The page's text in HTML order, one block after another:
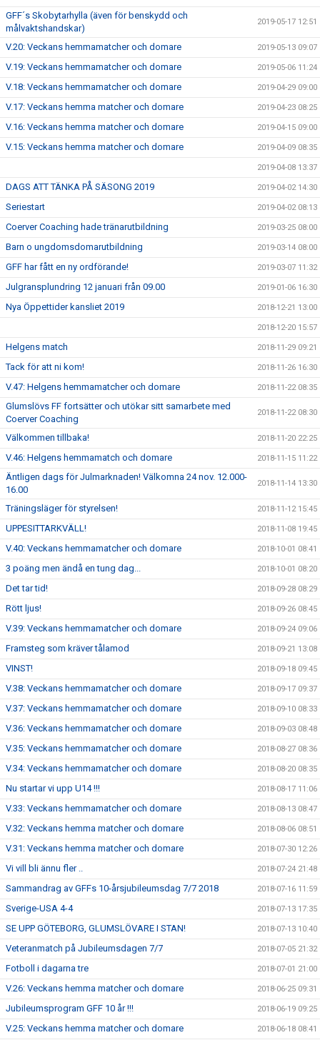
GFF´s Skobytarhylla (även för benskydd och
målvaktshandskar)
2019-05-17 12:51
V.20: Veckans hemmamatcher och domare 2019-05-13 09:07
V.19: Veckans hemmamatcher och domare 2019-05-06 11:24
V.18: Veckans hemmamatcher och domare 2019-04-29 09:00
V.17: Veckans hemma matcher och domare 2019-04-23 08:25
V.16: Veckans hemma matcher och domare 2019-04-15 09:00
V.15: Veckans hemma matcher och domare 2019-04-09 08:35
2019-04-08 13:37
DAGS ATT TÄNKA PÅ SÄSONG 2019 2019-04-02 14:30
Seriestart 2019-04-02 08:13
Coerver Coaching hade tränarutbildning 2019-03-25 08:00
Barn o ungdomsdomarutbildning 2019-03-14 08:00
GFF har fått en ny ordförande! 2019-03-07 11:32
Julgransplundring 12 januari från 09.00 2019-01-06 16:30
Nya Öppettider kansliet 2019 2018-12-21 13:00
2018-12-20 15:57
Helgens match 2018-11-29 09:21
Tack för att ni kom! 2018-11-26 16:30
V.47: Helgens hemmamatcher och domare 2018-11-22 08:35
Glumslövs FF fortsätter och utökar sitt samarbete med
Coerver Coaching
2018-11-22 08:30
Välkommen tillbaka! 2018-11-20 22:25
V.46: Helgens hemmamatch och domare 2018-11-15 11:22
Äntligen dags för Julmarknaden! Välkomna 24 nov. 12.000-
16.00
2018-11-14 13:30
Träningsläger för styrelsen! 2018-11-12 15:45
UPPESITTARKVÄLL! 2018-11-08 19:45
V.40: Veckans hemmamatcher och domare 2018-10-01 08:41
3 poäng men ändå en tung dag... 2018-10-01 08:20
Det tar tid! 2018-09-28 08:29
Rött ljus! 2018-09-26 08:45
V.39: Veckans hemmamatcher och domare 2018-09-24 09:06
Framsteg som kräver tålamod 2018-09-21 13:08
VINST! 2018-09-18 09:45
V.38: Veckans hemmamatcher och domare 2018-09-17 09:37
V.37: Veckans hemmamatcher och domare 2018-09-10 08:33
V.36: Veckans hemmamatcher och domare 2018-09-03 08:48
V.35: Veckans hemmamatcher och domare 2018-08-27 08:36
V.34: Veckans hemmamatcher och domare 2018-08-20 08:35
Nu startar vi upp U14 !!! 2018-08-17 11:06
V.33: Veckans hemmamatcher och domare 2018-08-13 08:47
V.32: Veckans hemma matcher och domare 2018-08-06 08:51
V.31: Veckans hemma matcher och domare 2018-07-30 12:26
Vi vill bli ännu fler .. 2018-07-24 21:48
Sammandrag av GFFs 10-årsjubileumsdag 7/7 2018 2018-07-16 11:59
Sverige-USA 4-4 2018-07-13 17:35
SE UPP GÖTEBORG, GLUMSLÖVARE I STAN! 2018-07-13 10:40
Veteranmatch på Jubileumsdagen 7/7 2018-07-05 21:32
Fotboll i dagarna tre 2018-07-01 21:00
V.26: Veckans hemma matcher och domare 2018-06-25 09:31
Jubileumsprogram GFF 10 år !!! 2018-06-19 09:25
V.25: Veckans hemma matcher och domare 2018-06-18 08:41